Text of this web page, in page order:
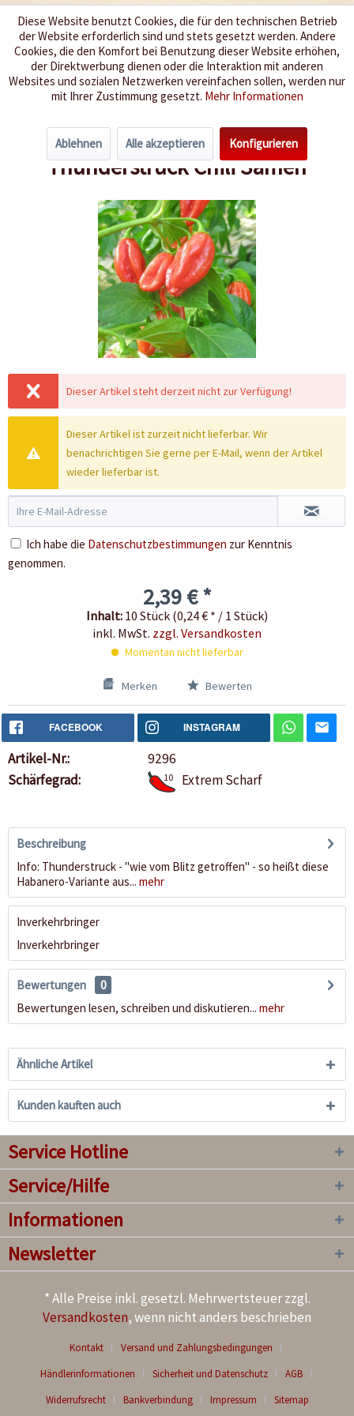
Wir würzen Ihr Leben
Menü
Übersicht Schärfegrad 9-10
Thunderstruck Chili Samen
Dieser Artikel steht derzeit nicht zur Verfügung!
Dieser Artikel ist zurzeit nicht lieferbar. Wir
benachrichtigen Sie gerne per E-Mail, wenn der Artikel
wieder lieferbar ist.
Ich habe die Datenschutzbestimmungen zur Kenntnis
genommen.
2,39 € *
Inhalt: 10 Stück (0,24 € * / 1 Stück)
inkl. MwSt. zzgl. Versandkosten
Momentan nicht lieferbar
Merken Bewerten
FACEBOOK INSTAGRAM
Artikel-Nr.:
9296
Schärfegrad:
10 Extrem Scharf
Beschreibung
Info: Thunderstruck - "wie vom Blitz getroffen" - so heißt diese
Habanero-Variante aus... mehr
Inverkehrbringer
Inverkehrbringer
Bewertungen
0
Bewertungen lesen, schreiben und diskutieren... mehr
Ähnliche Artikel
Kunden kauften auch
Service Hotline
Service/Hilfe
Informationen
Newsletter
* Alle Preise inkl. gesetzl. Mehrwertsteuer zzgl.
Versandkosten, wenn nicht anders beschrieben
Kontakt
Versand und Zahlungsbedingungen
Händlerinformationen
Sicherheit und Datenschutz
AGB
Widerrufsrecht
Bankverbindung Impressum Sitemap
Diese Website benutzt Cookies, die für den technischen Betrieb
der Website erforderlich sind und stets gesetzt werden. Andere
Cookies, die den Komfort bei Benutzung dieser Website erhöhen,
der Direktwerbung dienen oder die Interaktion mit anderen
Websites und sozialen Netzwerken vereinfachen sollen, werden nur
mit Ihrer Zustimmung gesetzt. Mehr Informationen
Ablehnen Alle akzeptieren Konfigurieren